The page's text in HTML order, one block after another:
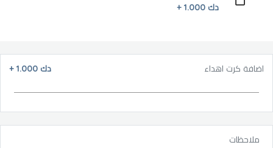
دك 1.000 +
اضافة كرت اهداء + دك 1.000
ملاحظات